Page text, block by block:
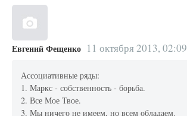
Евгений Фещенко 11 октября 2013, 02:09
Ассоциативные ряды:
1. Маркс - собственность - борьба.
2. Все Мое Твое.
3. Мы ничего не имеем, но всем обладаем.